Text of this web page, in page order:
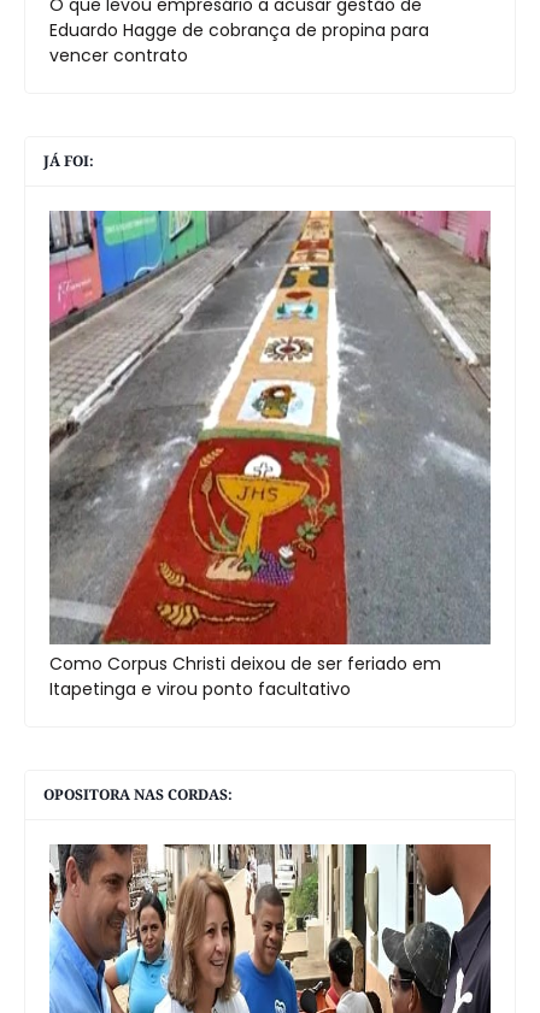
Eduardo Hagge de cobrança de propina para
vencer contrato
JÁ FOI:
Como Corpus Christi deixou de ser feriado em
Itapetinga e virou ponto facultativo
OPOSITORA NAS CORDAS: